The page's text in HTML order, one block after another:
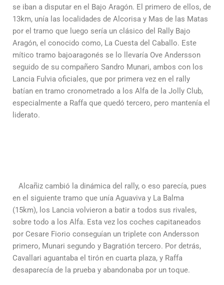
se iban a disputar en el Bajo Aragón. El primero de ellos, de
13km, unía las localidades de Alcorisa y Mas de las Matas
por el tramo que luego sería un clásico del Rally Bajo
Aragón, el conocido como, La Cuesta del Caballo. Este
mítico tramo bajoaragonés se lo llevaría Ove Andersson
seguido de su compañero Sandro Munari, ambos con los
Lancia Fulvia oficiales, que por primera vez en el rally
batían en tramo cronometrado a los Alfa de la Jolly Club,
especialmente a Raffa que quedó tercero, pero mantenía el
liderato.
Alcañiz cambió la dinámica del rally, o eso parecía, pues
en el siguiente tramo que unía Aguaviva y La Balma
(15km), los Lancia volvieron a batir a todos sus rivales,
sobre todo a los Alfa. Esta vez los coches capitaneados
por Cesare Fiorio conseguían un triplete con Andersson
primero, Munari segundo y Bagratión tercero. Por detrás,
Cavallari aguantaba el tirón en cuarta plaza, y Raffa
desaparecía de la prueba y abandonaba por un toque.